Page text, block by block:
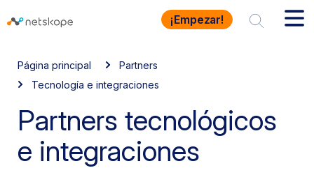
¡Empezar!
Página principal
Partners
Tecnología e integraciones
Partners tecnológicos
e integraciones